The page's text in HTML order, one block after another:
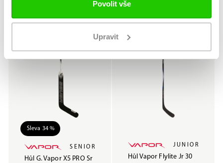
Povolit vše
Upravit
Sleva 34 %
SENIOR
Hůl G. Vapor X5 PRO Sr
JUNIOR
Hůl Vapor Flylite Jr 30